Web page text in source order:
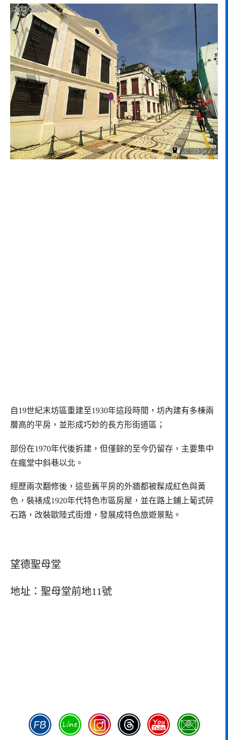
自19世紀末坊區重建至1930年這段時間，坊內建有多棟兩
層高的平房，並形成巧妙的長方形街道區；
部份在1970年代後拆建，但僅餘的至今仍留存，主要集中
在瘋堂中斜巷以北。
經歷兩次翻修後，這些舊平房的外牆都被髹成紅色與黃
色，裝裱成1920年代特色市區房屋，並在路上鋪上葡式碎
石路，改裝歐陸式街燈，發展成特色旅遊景點。
望德聖母堂
地址：聖母堂前地11號